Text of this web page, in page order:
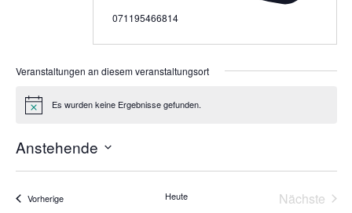
Telefon
071195466814
Veranstaltungen an diesem veranstaltungsort
HinweisEs wurden keine Ergebnisse gefunden.
Anstehende
VorherigeVeranstaltungen Heute
Nächste